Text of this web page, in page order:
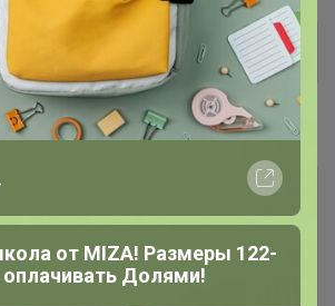
*** 162
248
от MIZA! Размеры 122-
Долями!